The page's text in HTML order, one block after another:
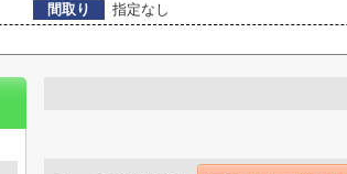
間取り
指定なし